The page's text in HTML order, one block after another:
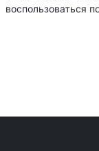
воспользоваться